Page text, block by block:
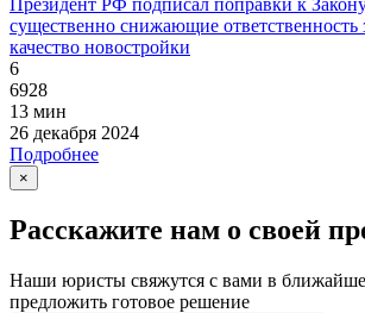
существенно снижающие ответственность
качество новостройки
6
6928
13 мин
26 декабря 2024
Подробнее
×
Расскажите нам о своей
Наши юристы свяжутся с вами в
предложить готовое решение